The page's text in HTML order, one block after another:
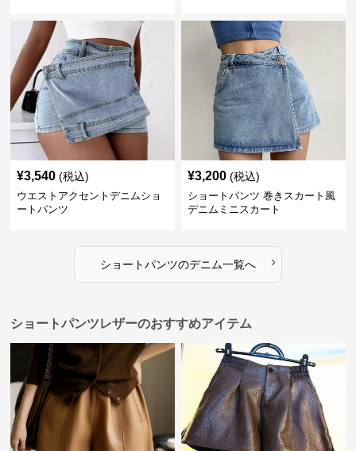
¥3,540 (税込)
ウエストアクセントデニムショ
ートパンツ
¥3,200 (税込)
ショートパンツ 巻きスカート風
デニムミニスカート
ショートパンツのデニム一覧へ ›
ショートパンツレザーのおすすめアイテム